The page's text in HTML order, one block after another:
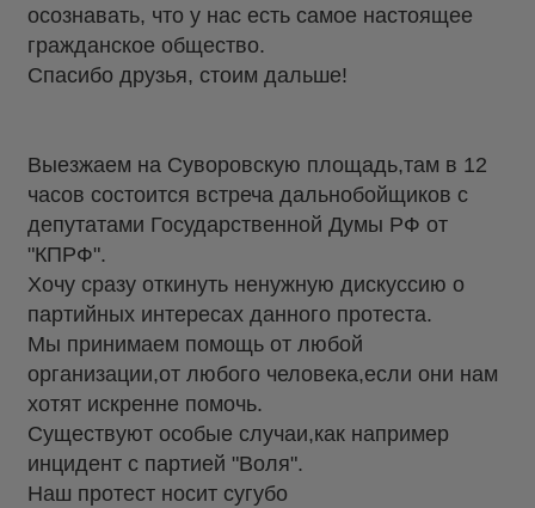
осознавать, что у нас есть самое настоящее
гражданское общество.
Спасибо друзья, стоим дальше!
Выезжаем на Суворовскую площадь,там в 12
часов состоится встреча дальнобойщиков с
депутатами Государственной Думы РФ от
"КПРФ".
Хочу сразу откинуть ненужную дискуссию о
партийных интересах данного протеста.
Мы принимаем помощь от любой
организации,от любого человека,если они нам
хотят искренне помочь.
Существуют особые случаи,как например
инцидент с партией "Воля".
Наш протест носит сугубо